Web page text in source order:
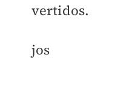
vertidos.
jos